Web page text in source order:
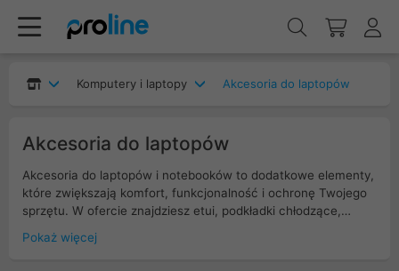
Komputery i laptopy Akcesoria do laptopów
Akcesoria do laptopów
Akcesoria do laptopów i notebooków to dodatkowe elementy,
które zwiększają komfort, funkcjonalność i ochronę Twojego
sprzętu. W ofercie znajdziesz etui, podkładki chłodzące,
praca w podróży czy w biurze staje się wygodniejsza i
Pokaż więcej